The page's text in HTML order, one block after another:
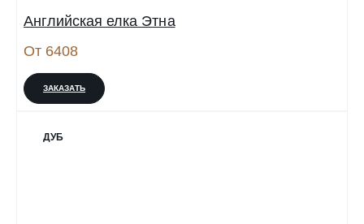
Английская елка Этна
От 6408
ЗАКАЗАТЬ
ДУБ